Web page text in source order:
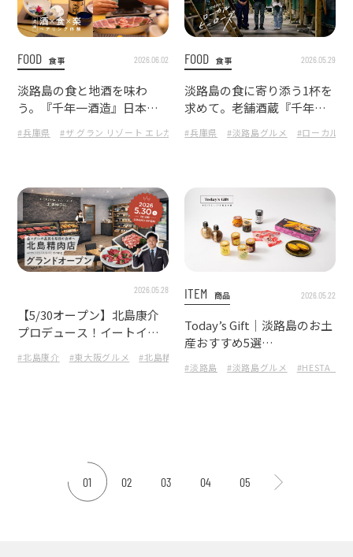
FOOD 食事 2026.06.02
淡路島の食と地酒を味わ
う。『千年一酒造』日本酒
ペアリングフェア体験
#兵庫県 #ザ グラン リゾート エレガンテ淡路島 #淡路島 #淡路島グルメ
FOOD 食事 2026.05.29
淡路島の食に寄り添う1杯を
求めて。老舗酒蔵『千年一
酒造』を訪問
#兵庫県 #淡路島グルメ #ローカルヒ
2026.05.28
【5/30オープン】北島康介
プロデュース！イートイン
も楽しめる『北島精肉店
with HESTA LIFE dining』
#北島康介 #東大阪グルメ #北島精肉店
ITEM 商品 2026.05.22
Today’s Gift｜淡路島のお土
産おすすめ5選
今日、誰に何を贈る？淡路
島で見つけた“ちょうどい
#淡路島 #淡路島グルメ
01 02 03 04 05